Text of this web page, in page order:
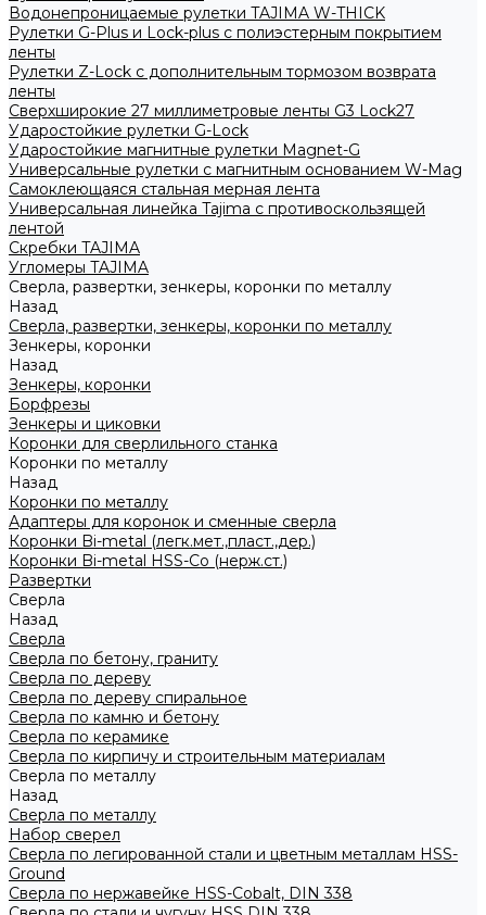
Водонепроницаемые рулетки TAJIMA W-THICK
Рулетки G-Plus и Lock-plus с полиэстерным покрытием
ленты
Рулетки Z-Lock с дополнительным тормозом возврата
ленты
Сверхширокие 27 миллиметровые ленты G3 Lock27
Ударостойкие рулетки G-Lock
Ударостойкие магнитные рулетки Magnet-G
Универсальные рулетки с магнитным основанием W-Mag
Самоклеющаяся стальная мерная лента
Универсальная линейка Tajima с противоскользящей
лентой
Скребки TAJIMA
Угломеры TAJIMA
Сверла, развертки, зенкеры, коронки по металлу
Назад
Сверла, развертки, зенкеры, коронки по металлу
Зенкеры, коронки
Назад
Зенкеры, коронки
Борфрезы
Зенкеры и циковки
Коронки для сверлильного станка
Коронки по металлу
Назад
Коронки по металлу
Адаптеры для коронок и сменные сверла
Коронки Bi-metal (легк.мет.,пласт.,дер.)
Коронки Bi-metal HSS-Co (нерж.ст.)
Развертки
Сверла
Назад
Сверла
Сверла по бетону, граниту
Сверла по дереву
Сверла по дереву спиральное
Сверла по камню и бетону
Сверла по керамике
Сверла по кирпичу и строительным материалам
Сверла по металлу
Назад
Сверла по металлу
Набор сверел
Сверла по легированной стали и цветным металлам HSS-
Ground
Сверла по нержавейке HSS-Cobalt, DIN 338